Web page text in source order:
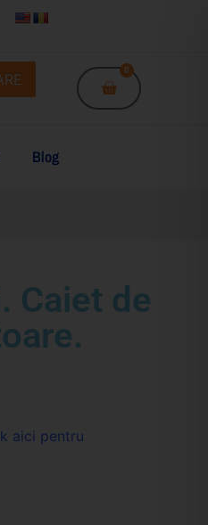
0
Blog
Caiet de
aici pentru